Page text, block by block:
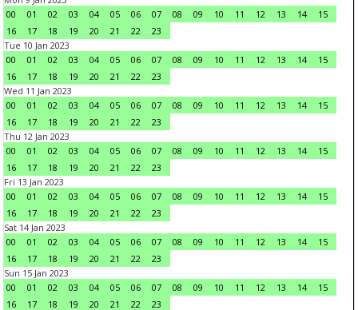
00
01 02 03 04 05 06 07 08 09 10 11 12 13 14
15
16
17 18 19 20 21 22
23
Tue 10 Jan 2023
00
01 02 03 04 05 06 07 08 09 10 11 12 13 14
15
16
17 18 19 20 21 22
23
Wed 11 Jan 2023
00
01 02 03 04 05 06 07 08 09 10 11 12 13 14
15
16
17 18 19 20 21 22
23
Thu 12 Jan 2023
00
01 02 03 04 05 06 07 08 09 10 11 12 13 14
15
16
17 18 19 20 21 22
23
Fri 13 Jan 2023
00
01 02 03 04 05 06 07 08 09 10 11 12 13 14
15
16
17 18 19 20 21 22
23
Sat 14 Jan 2023
00
01 02 03 04 05 06 07 08 09 10 11 12 13 14
15
16
17 18 19 20 21 22
23
Sun 15 Jan 2023
00
01 02 03 04 05 06 07 08 09 10 11 12 13 14
15
16
17 18 19 20 21 22
23